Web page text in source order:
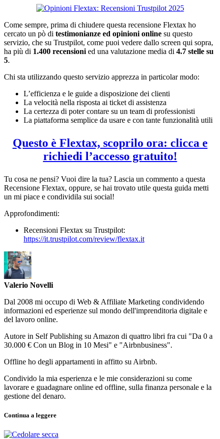
Come sempre, prima di chiudere questa recensione Flextax ho
cercato un pò di testimonianze ed opinioni online su questo
servizio, che su Trustpilot, come puoi vedere dallo screen qui sopra,
ha più di 1.400 recensioni ed una valutazione media di 4.7 stelle su
5.
Chi sta utilizzando questo servizio apprezza in particolar modo:
L’efficienza e le guide a disposizione dei clienti
La velocità nella risposta ai ticket di assistenza
La certezza di poter contare su un team di professionisti
La piattaforma semplice da usare e con tante funzionalità utili
Questo è Flextax, scoprilo ora: clicca e
richiedi l’accesso gratuito!
Tu cosa ne pensi? Vuoi dire la tua? Lascia un commento a questa
Recensione Flextax, oppure, se hai trovato utile questa guida metti
un mi piace e condividila sui social!
Approfondimenti:
Recensioni Flextax su Trustpilot:
https://it.trustpilot.com/review/flextax.it
Valerio Novelli
Dal 2008 mi occupo di Web & Affiliate Marketing condividendo
informazioni ed esperienze sul mondo dell'imprenditoria digitale e
del lavoro online.
Autore in Self Publishing su Amazon di quattro libri fra cui "Da 0 a
30.000 € Con un Blog in 10 Mesi" e "Airbnbusiness".
Offline ho degli appartamenti in affitto su Airbnb.
Condivido la mia esperienza e le mie considerazioni su come
lavorare e guadagnare online ed offline, sulla finanza personale e la
gestione del denaro.
Continua a leggere